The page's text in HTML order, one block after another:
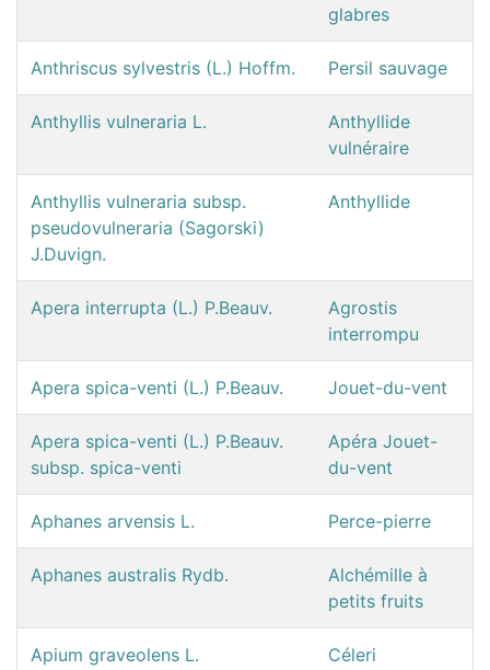
glabres
Anthriscus sylvestris (L.) Hoffm. Persil sauvage
Anthyllis vulneraria L.
Anthyllide
vulnéraire
Anthyllis vulneraria subsp.
pseudovulneraria (Sagorski)
J.Duvign.
Anthyllide
Apera interrupta (L.) P.Beauv.
Agrostis
interrompu
Apera spica-venti (L.) P.Beauv. Jouet-du-vent
Apera spica-venti (L.) P.Beauv.
subsp. spica-venti
Apéra Jouet-
du-vent
Aphanes arvensis L. Perce-pierre
Aphanes australis Rydb.
Alchémille à
petits fruits
Apium graveolens L. Céleri